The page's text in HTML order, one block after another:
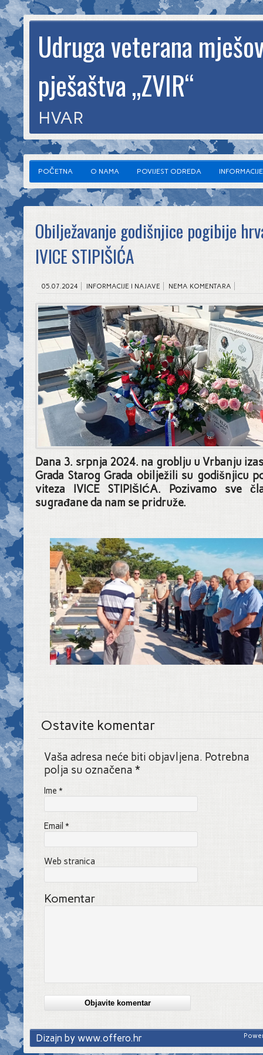
Udruga veterana
pješaštva „ZVIR“
HVAR
POČETNA O NAMA POVIJEST ODREDA
Obilježavanje godišnjice pogibije
IVICE STIPIŠIĆA
05.07.2024 INFORMACIJE I NAJAVE NEMA KOMENTARA
Dana 3. srpnja 2024. na groblju u Vrbanju
Grada Starog Grada obilježili su godišnjicu
viteza IVICE STIPIŠIĆA. Pozivamo sve
sugrađane da nam se pridruže.
Ostavite komentar
Vaša adresa neće biti objavljena. Potrebna
polja su označena *
Ime *
Email *
Web stranica
Komentar
Dizajn by www.offero.hr